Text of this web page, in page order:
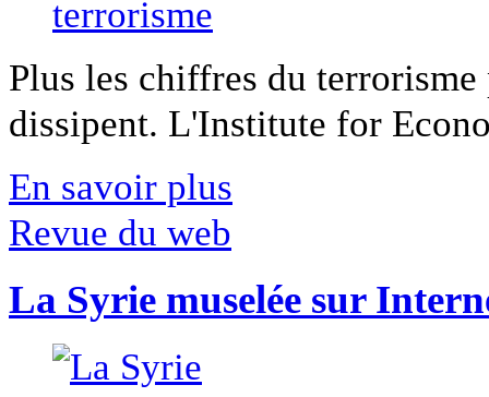
Plus les chiffres du
dissipent. L'Institute for
En savoir plus
Revue du web
La Syrie muselée sur